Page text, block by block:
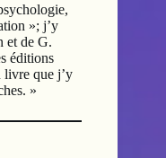
»; j’y
et de G.
éditions
livre que j’y
»